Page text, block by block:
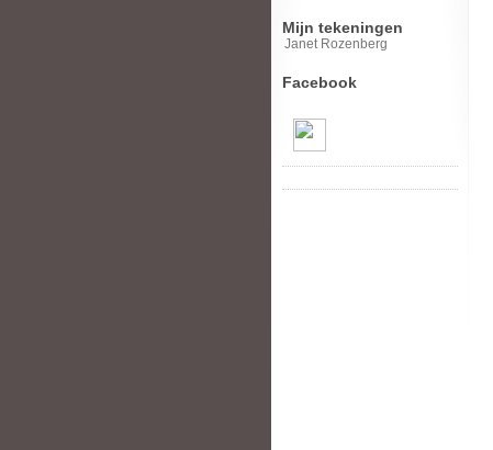
Mijn tekeningen
Janet Rozenberg
Facebook